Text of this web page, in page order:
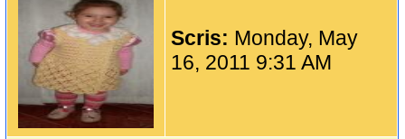
Scris: Monday, May
16, 2011 9:31 AM